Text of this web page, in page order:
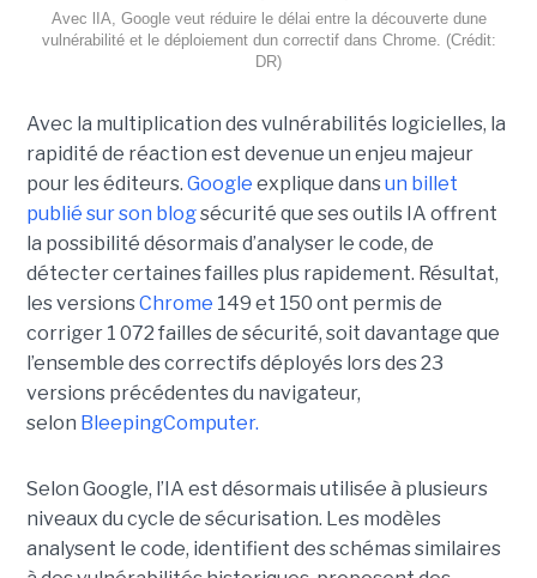
Avec lIA, Google veut réduire le délai entre la découverte dune
vulnérabilité et le déploiement dun correctif dans Chrome. (Crédit:
DR)
Avec la multiplication des vulnérabilités logicielles, la
rapidité de réaction est devenue un enjeu majeur
pour les éditeurs. Google explique dansun billet
publié sur son blogsécurité que ses outils IA offrent
la possibilité désormais d’analyser le code, de
détecter certaines failles plus rapidement. Résultat,
les versionsChrome 149 et 150 ont permis de
corriger 1 072 failles de sécurité, soit davantage que
l’ensemble des correctifs déployés lors des 23
versions précédentes du navigateur,
selon BleepingComputer.
Selon Google, l’IA est désormais utilisée à plusieurs
niveaux du cycle de sécurisation. Les modèles
analysent le code, identifient des schémas similaires